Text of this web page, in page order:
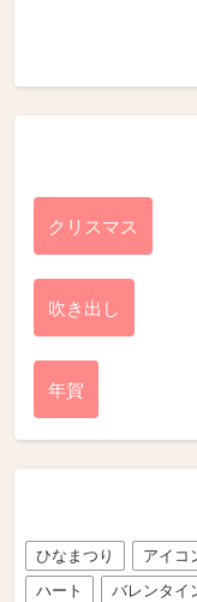
クリスマス
吹き出し
年賀
ひなまつり アイコ
ハート
バレンタイ